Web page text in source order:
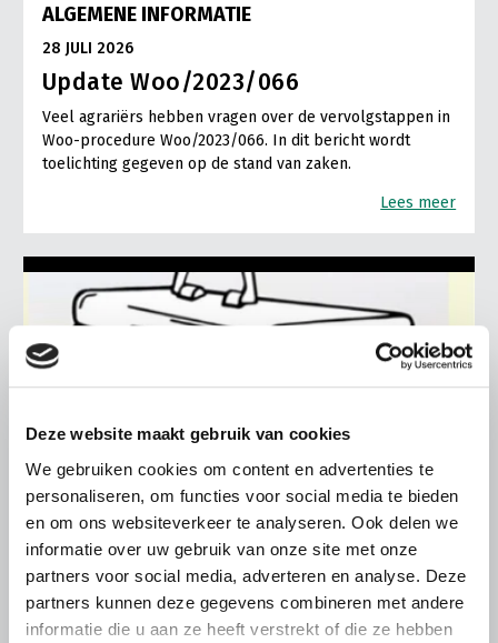
Deze website maakt gebruik van cookies
We gebruiken cookies om content en advertenties te
personaliseren, om functies voor social media te bieden
en om ons websiteverkeer te analyseren. Ook delen we
informatie over uw gebruik van onze site met onze
partners voor social media, adverteren en analyse. Deze
partners kunnen deze gegevens combineren met andere
informatie die u aan ze heeft verstrekt of die ze hebben
ALGEMENE INFORMATIE
28 JULI 2026
Update Woo/2023/066
Veel agrariërs hebben vragen over de vervolgstappen in
Woo-procedure Woo/2023/066. In dit bericht wordt
toelichting gegeven op de stand van zaken.
Lees meer
ALGEMENE INFORMATIE